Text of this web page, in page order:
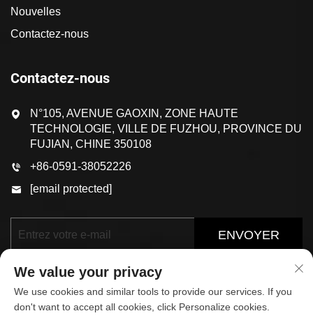
Nouvelles
Contactez-nous
Contactez-nous
N°105, AVENUE GAOXIN, ZONE HAUTE
TECHNOLOGIE, VILLE DE FUZHOU, PROVINCE DU
FUJIAN, CHINE 350108
+86-0591-38052226
[email protected]
ENVOYER
We value your privacy
We use cookies and similar tools to provide our services. If you
don't want to accept all cookies, click Personalize cookies.